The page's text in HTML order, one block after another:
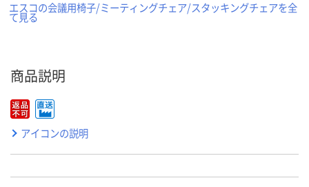
エスコの会議用椅子/ミーティングチェア/スタッキングチェアを全
て見る
商品説明
アイコンの説明